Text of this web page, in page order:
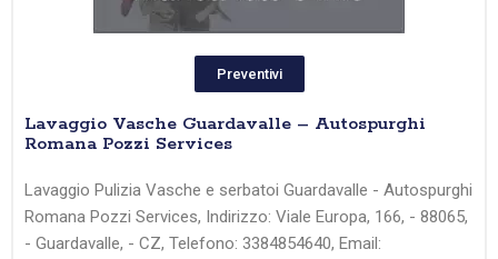
Preventivi
Lavaggio Vasche Guardavalle – Autospurghi
Romana Pozzi Services
Lavaggio Pulizia Vasche e serbatoi Guardavalle - Autospurghi
Romana Pozzi Services, Indirizzo: Viale Europa, 166, - 88065,
- Guardavalle, - CZ, Telefono: 3384854640, Email: